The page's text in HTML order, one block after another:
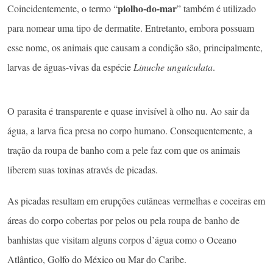
Coincidentemente, o termo “piolho-do-mar” também é utilizado
para nomear uma tipo de dermatite. Entretanto, embora possuam
esse nome, os animais que causam a condição são, principalmente,
larvas de águas-vivas da espécie Linuche unguiculata.
O parasita é transparente e quase invisível à olho nu. Ao sair da
água, a larva fica presa no corpo humano. Consequentemente, a
tração da roupa de banho com a pele faz com que os animais
liberem suas toxinas através de picadas.
As picadas resultam em erupções cutâneas vermelhas e coceiras em
áreas do corpo cobertas por pelos ou pela roupa de banho de
banhistas que visitam alguns corpos d’água como o Oceano
Atlântico, Golfo do México ou Mar do Caribe.